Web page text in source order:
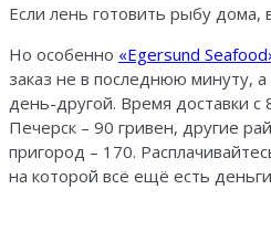
Если лень готовить рыбу дома,
Но особенно «Egersund
заказ не в последнюю минуту,
день-другой. Время доставки
Печерск – 90 гривен, другие
пригород – 170.
на которой всё ещё есть